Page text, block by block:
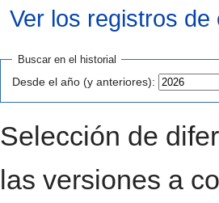
Ver los registros de
Buscar en el historial
Desde el año (y anteriores):
Selección de
las versiones a